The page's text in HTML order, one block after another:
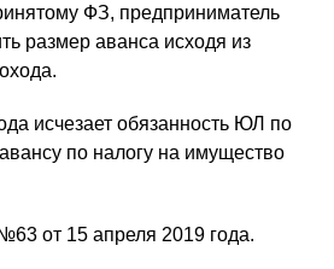
ФЗ, предприниматель
размер аванса исходя из
исчезает обязанность ЮЛ по
по налогу на имущество
от 15 апреля 2019 года.